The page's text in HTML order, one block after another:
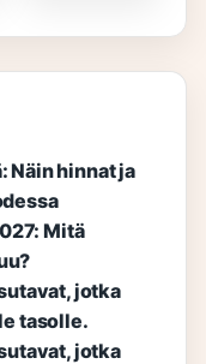
Näin hinnat ja
Mitä
jotka
tasolle.
jotka